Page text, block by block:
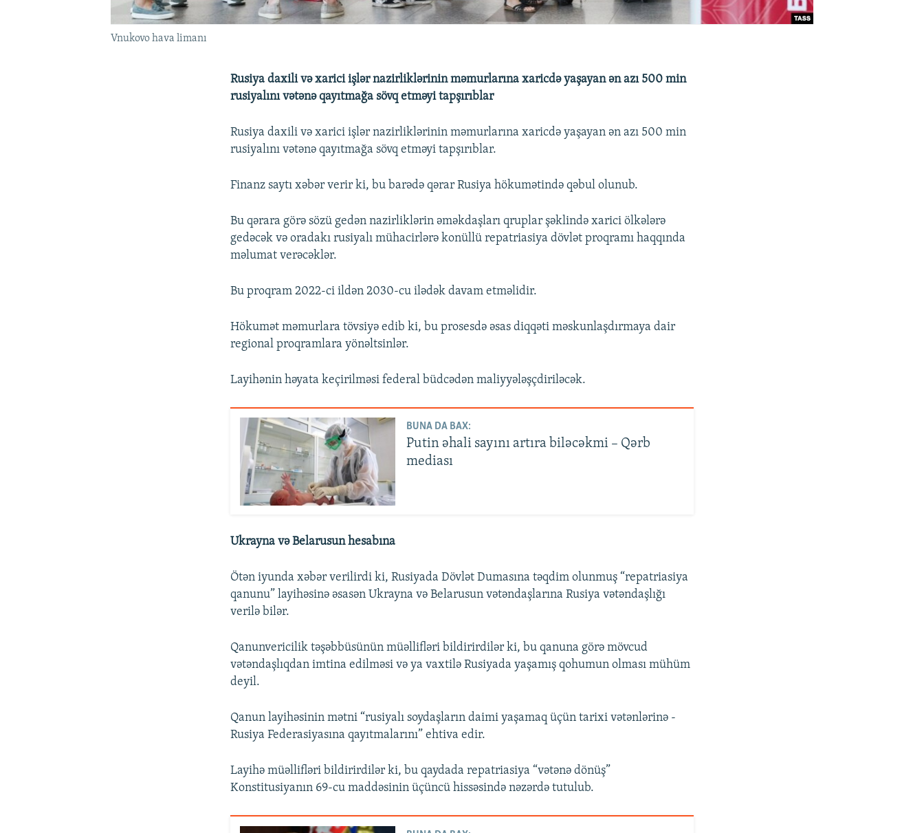
Vnukovo hava limanı
Rusiya daxili və xarici işlər nazirliklərinin məmurlarına xaricdə yaşayan ən azı 500 min
rusiyalını vətənə qayıtmağa sövq etməyi tapşırıblar
Rusiya daxili və xarici işlər nazirliklərinin məmurlarına xaricdə yaşayan ən azı 500 min
rusiyalını vətənə qayıtmağa sövq etməyi tapşırıblar.
Finanz saytı xəbər verir ki, bu barədə qərar Rusiya hökumətində qəbul olunub.
Bu qərara görə sözü gedən nazirliklərin əməkdaşları qruplar şəklində xarici ölkələrə
gedəcək və oradakı rusiyalı mühacirlərə konüllü repatriasiya dövlət proqramı haqqında
məlumat verəcəklər.
Bu proqram 2022-ci ildən 2030-cu ilədək davam etməlidir.
Hökumət məmurlara tövsiyə edib ki, bu prosesdə əsas diqqəti məskunlaşdırmaya dair
regional proqramlara yönəltsinlər.
Layihənin həyata keçirilməsi federal büdcədən maliyyələşçdiriləcək.
BUNA DA BAX:
Putin əhali sayını artıra biləcəkmi – Qərb
mediası
Ukrayna və Belarusun hesabına
Ötən iyunda xəbər verilirdi ki, Rusiyada Dövlət Dumasına təqdim olunmuş “repatriasiya
qanunu” layihəsinə əsasən Ukrayna və Belarusun vətəndaşlarına Rusiya vətəndaşlığı
verilə bilər.
Qanunvericilik təşəbbüsünün müəllifləri bildirirdilər ki, bu qanuna görə mövcud
vətəndaşlıqdan imtina edilməsi və ya vaxtilə Rusiyada yaşamış qohumun olması mühüm
deyil.
Qanun layihəsinin mətni “rusiyalı soydaşların daimi yaşamaq üçün tarixi vətənlərinə -
Rusiya Federasiyasına qayıtmalarını” ehtiva edir.
Layihə müəllifləri bildirirdilər ki, bu qaydada repatriasiya “vətənə dönüş”
Konstitusiyanın 69-cu maddəsinin üçüncü hissəsində nəzərdə tutulub.